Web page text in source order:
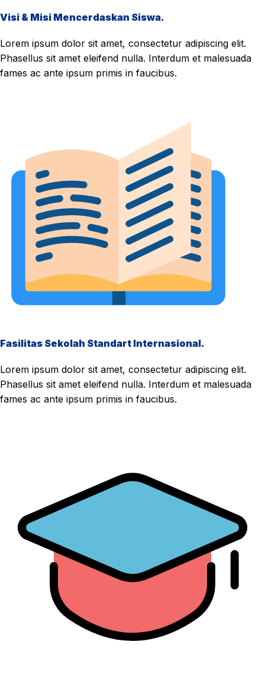
Visi & Misi Mencerdaskan Siswa.
Lorem ipsum dolor sit amet, consectetur adipiscing elit.
Phasellus sit amet eleifend nulla. Interdum et malesuada
fames ac ante ipsum primis in faucibus.
Fasilitas Sekolah Standart Internasional.
Lorem ipsum dolor sit amet, consectetur adipiscing elit.
Phasellus sit amet eleifend nulla. Interdum et malesuada
fames ac ante ipsum primis in faucibus.